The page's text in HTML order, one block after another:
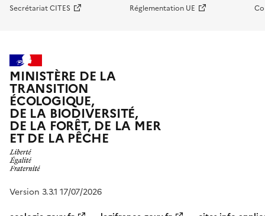
Secrétariat CITES Réglementation UE
MINISTÈRE DE LA
TRANSITION
ÉCOLOGIQUE,
DE LA BIODIVERSITÉ,
DE LA FORÊT, DE LA MER
ET DE LA PÊCHE
Version 3.3.1 17/07/2026